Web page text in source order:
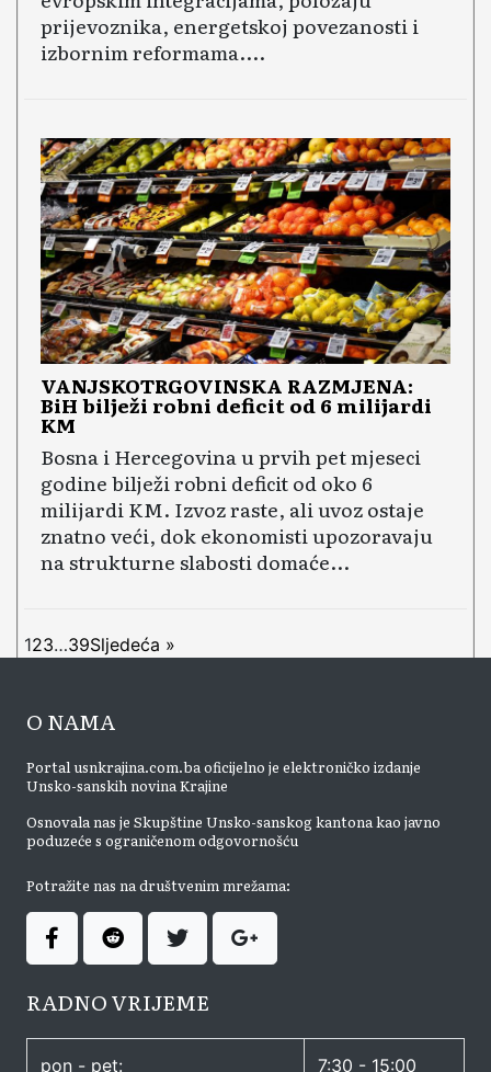
prijevoznika, energetskoj povezanosti i
izbornim reformama....
VANJSKOTRGOVINSKA RAZMJENA:
BiH bilježi robni deficit od 6 milijardi
KM
Bosna i Hercegovina u prvih pet mjeseci
godine bilježi robni deficit od oko 6
milijardi KM. Izvoz raste, ali uvoz ostaje
znatno veći, dok ekonomisti upozoravaju
na strukturne slabosti domaće...
123…39Sljedeća »
O NAMA
Portal usnkrajina.com.ba oficijelno je elektroničko izdanje
Unsko-sanskih novina Krajine
Osnovala nas je Skupštine Unsko-sanskog kantona kao javno
poduzeće s ograničenom odgovornošću
Potražite nas na društvenim mrežama:
RADNO VRIJEME
pon - pet: 7:30 - 15:00